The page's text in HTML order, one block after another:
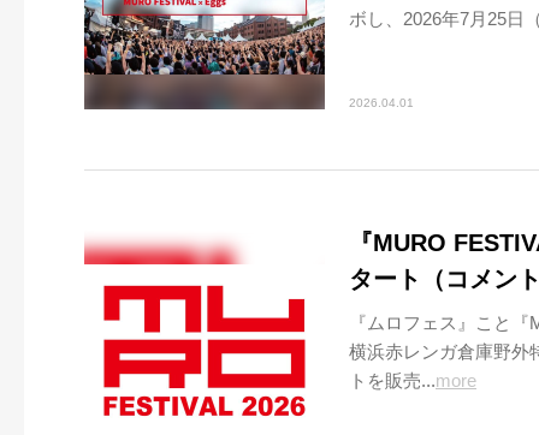
ボし、2026年7月25日
2026.04.01
『MURO
タート（コメン
『ムロフェス』こと
横浜赤レンガ倉庫野外
トを販売...more